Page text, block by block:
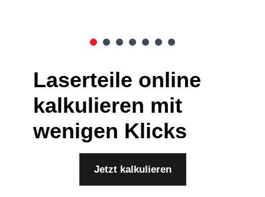
Laserteile online
kalkulieren mit
wenigen Klicks
Jetzt kalkulieren